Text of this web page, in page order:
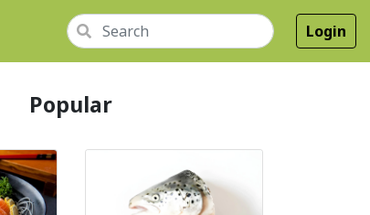
Login
Popular